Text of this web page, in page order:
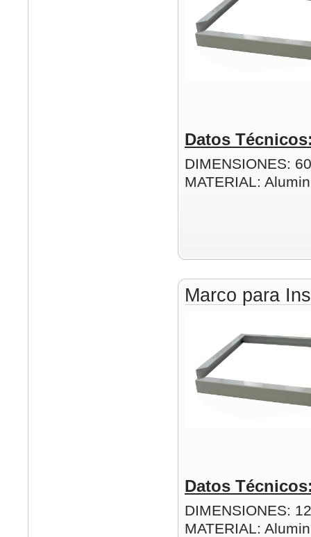
Datos
DIMENSIONES:
MATERIAL:
Marco para
Datos
DIMENSIONES:
MATERIAL: